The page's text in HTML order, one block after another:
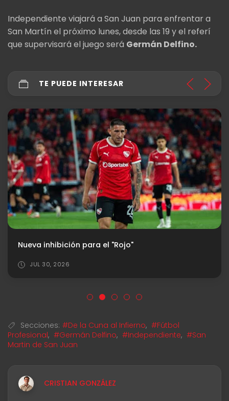
Independiente viajará a San Juan para enfrentar a
San Martín el próximo lunes, desde las 19 y el referí
que supervisará el juego será Germán Delfino.
TE PUEDE INTERESAR
Nueva inhibición para el "Rojo"
JUL 30, 2026
Secciones: #De la Cuna al Infierno, #Fútbol
Profesional, #Germán Delfino, #Independiente, #San
Martin de San Juan
CRISTIAN GONZÁLEZ